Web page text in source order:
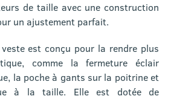
de taille avec une construction
un ajustement parfait.
est conçu pour la rendre plus
comme la fermeture éclair
la poche à gants sur la poitrine et
à la taille. Elle est dotée de